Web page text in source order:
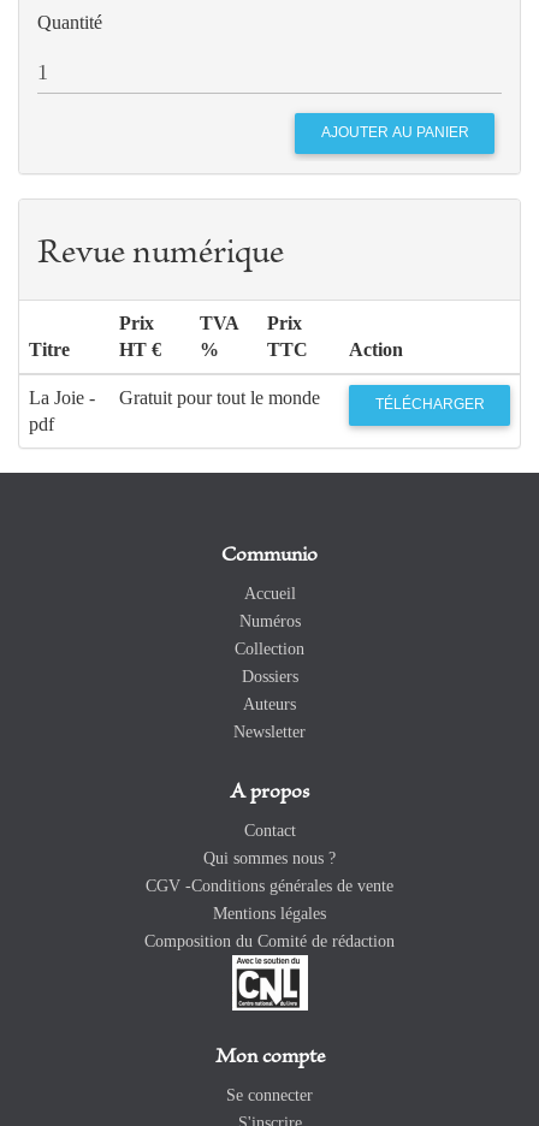
Quantité
Revue numérique
Titre
Prix
HT €
TVA
%
Prix
TTC
Action
La Joie -
pdf
Gratuit pour tout le monde TÉLÉCHARGER
Communio
Accueil
Numéros
Collection
Dossiers
Auteurs
Newsletter
A propos
Contact
Qui sommes nous ?
CGV -Conditions générales de vente
Mentions légales
Composition du Comité de rédaction
Mon compte
Se connecter